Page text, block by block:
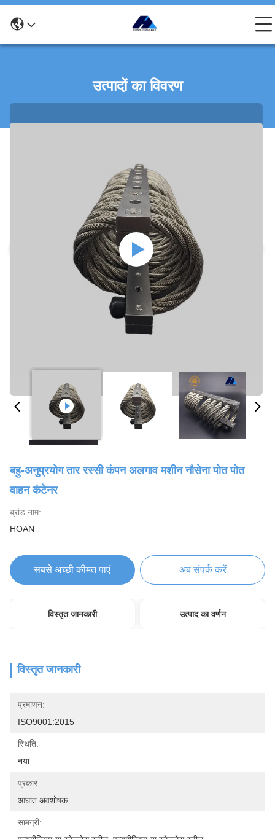
उत्पादों का विवरण
बहु-अनुप्रयोग तार रस्सी कंपन अलगाव मशीन नौसेना पोत पोत
वाहन कंटेनर
ब्रांड नाम:
HOAN
सबसे अच्छी कीमत पाएं अब संपर्क करें
विस्तृत जानकारी उत्पाद का वर्णन
विस्तृत जानकारी
प्रमाणन:
ISO9001:2015
स्थिति:
नया
प्रकार:
आघात अवशोषक
सामग्री: